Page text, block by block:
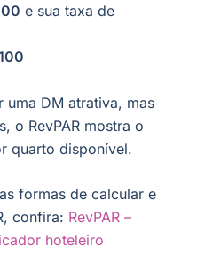
e sua taxa de
uma DM atrativa, mas
o RevPAR mostra o
quarto disponível.
formas de calcular e
confira: RevPAR –
hoteleiro